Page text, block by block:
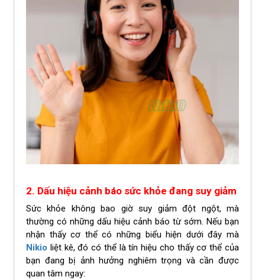
2. Dấu hiệu cảnh báo sức khỏe đang suy giảm
Sức khỏe không bao giờ suy giảm đột ngột, mà
thường có những dấu hiệu cảnh báo từ sớm. Nếu bạn
nhận thấy cơ thể có những biểu hiện dưới đây mà
Nikio liệt kê, đó có thể là tín hiệu cho thấy cơ thể của
bạn đang bị ảnh hưởng nghiêm trọng và cần được
quan tâm ngay: